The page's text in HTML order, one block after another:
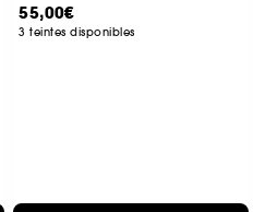
55,00€
3 teintes disponibles